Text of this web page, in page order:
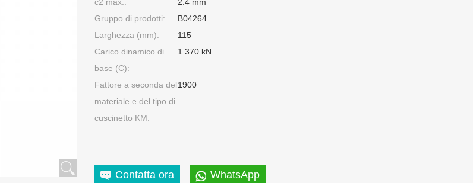
Gruppo di prodotti:
B04264
Larghezza (mm):
115
Carico dinamico di
base (C):
1 370 kN
Fattore a seconda del
materiale e del tipo di
cuscinetto KM:
1900
Contatta ora WhatsApp